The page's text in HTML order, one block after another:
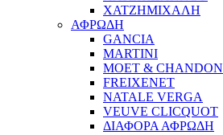
ΧΑΤΖΗΜΙΧΑΛΗ
ΑΦΡΩΔΗ
GANCIA
MARTINI
MOET & CHANDON
FREIXENET
NATALE VERGA
VEUVE CLICQUOT
ΔΙΑΦΟΡΑ ΑΦΡΩΔΗ